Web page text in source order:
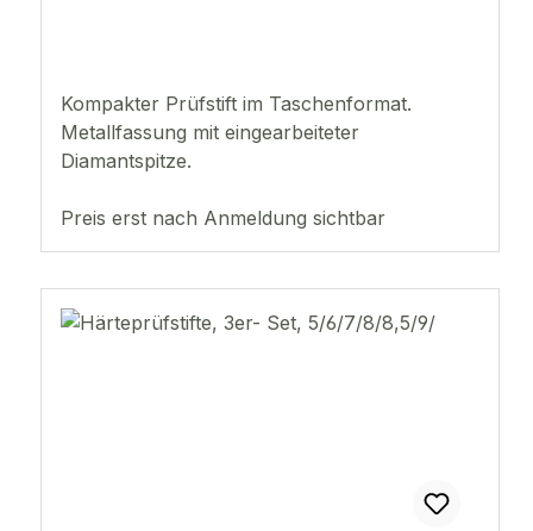
Kompakter Prüfstift im Taschenformat.
Metallfassung mit eingearbeiteter
Diamantspitze.
Preis erst nach Anmeldung sichtbar